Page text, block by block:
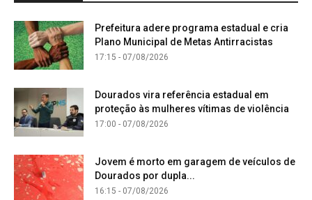
Prefeitura adere programa estadual e cria
Plano Municipal de Metas Antirracistas
17:15 - 07/08/2026
Dourados vira referência estadual em
proteção às mulheres vítimas de violência
17:00 - 07/08/2026
Jovem é morto em garagem de veículos de
Dourados por dupla...
16:15 - 07/08/2026